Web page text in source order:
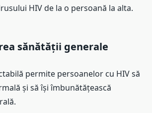
HIV de la o persoană la alta.
sănătății generale
permite persoanelor cu HIV să
și să își îmbunătățească